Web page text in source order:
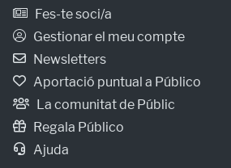
Fes-te soci/a
Gestionar el meu compte
Newsletters
Aportació puntual a Público
La comunitat de Públic
Regala Público
Ajuda